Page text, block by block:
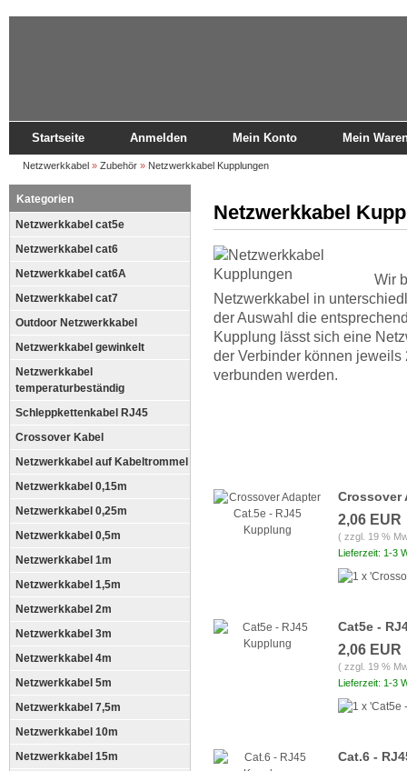
Startseite Anmelden Mein Konto Mein
Netzwerkkabel » Zubehör » Netzwerkkabel Kupplungen
Kategorien
Netzwerkkabel cat5e
Netzwerkkabel cat6
Netzwerkkabel cat6A
Netzwerkkabel cat7
Outdoor Netzwerkkabel
Netzwerkkabel gewinkelt
Netzwerkkabel
temperaturbeständig
Schleppkettenkabel RJ45
Crossover Kabel
Netzwerkkabel auf Kabeltrommel
Netzwerkkabel 0,15m
Netzwerkkabel 0,25m
Netzwerkkabel 0,5m
Netzwerkkabel 1m
Netzwerkkabel 1,5m
Netzwerkkabel 2m
Netzwerkkabel 3m
Netzwerkkabel 4m
Netzwerkkabel 5m
Netzwerkkabel 7,5m
Netzwerkkabel 10m
Netzwerkkabel 15m
Netzwerkkabel
Wir
Netzwerkkabel in
der Auswahl die
Kupplung lässt sich eine
der Verbinder können
verbunden werden.
Crossover
2,06 EUR
( zzgl. 19 %
Lieferzeit: 1-3
Cat5e -
2,06 EUR
( zzgl. 19 %
Lieferzeit: 1-3
Cat.6 -